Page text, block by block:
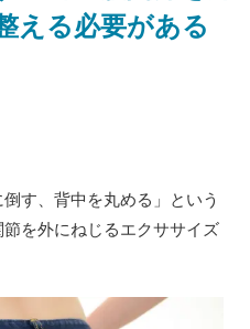
える必要がある
す、背中を丸める」という
を外にねじるエクササイズ